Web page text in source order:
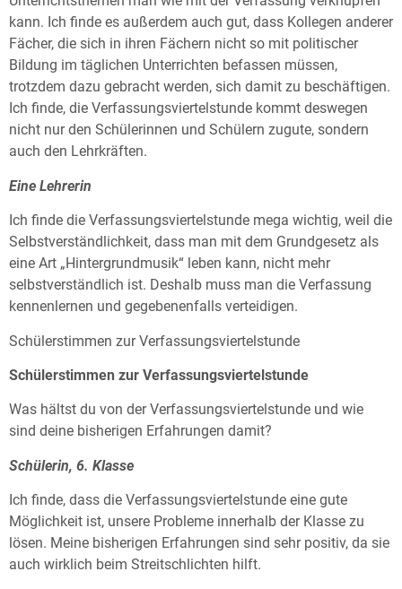
kann. Ich finde es außerdem auch gut, dass Kollegen anderer
Fächer, die sich in ihren Fächern nicht so mit politischer
Bildung im täglichen Unterrichten befassen müssen,
trotzdem dazu gebracht werden, sich damit zu beschäftigen.
Ich finde, die Verfassungsviertelstunde kommt deswegen
nicht nur den Schülerinnen und Schülern zugute, sondern
auch den Lehrkräften.
Eine Lehrerin
Ich finde die Verfassungsviertelstunde mega wichtig, weil die
Selbstverständlichkeit, dass man mit dem Grundgesetz als
eine Art „Hintergrundmusik“ leben kann, nicht mehr
selbstverständlich ist. Deshalb muss man die Verfassung
kennenlernen und gegebenenfalls verteidigen.
Schülerstimmen zur Verfassungsviertelstunde
Schülerstimmen zur Verfassungsviertelstunde
Was hältst du von der Verfassungsviertelstunde und wie
sind deine bisherigen Erfahrungen damit?
Schülerin, 6. Klasse
Ich finde, dass die Verfassungsviertelstunde eine gute
Möglichkeit ist, unsere Probleme innerhalb der Klasse zu
lösen. Meine bisherigen Erfahrungen sind sehr positiv, da sie
auch wirklich beim Streitschlichten hilft.